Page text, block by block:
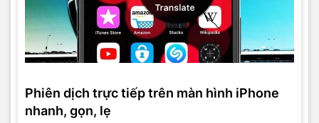
Phiên dịch trực tiếp trên màn hình iPhone
nhanh, gọn, lẹ